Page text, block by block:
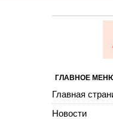
ГЛАВНОЕ
Главная
Новости